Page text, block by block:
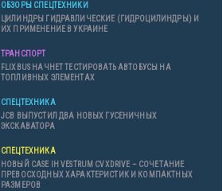
ОБЗОРЫ СПЕЦТЕХНИКИ
ЦИЛИНДРЫ ГИДРАВЛИЧЕСКИЕ (ГИДРОЦИЛИНДРЫ) И
ИХ ПРИМЕНЕНИЕ В УКРАИНЕ
ТРАНСПОРТ
FLIXBUS НАЧНЕТ ТЕСТИРОВАТЬ АВТОБУСЫ НА
ТОПЛИВНЫХ ЭЛЕМЕНТАХ
СПЕЦТЕХНИКА
JCB ВЫПУСТИЛ ДВА НОВЫХ ГУСЕНИЧНЫХ
ЭКСКАВАТОРА
СПЕЦТЕХНИКА
НОВЫЙ CASE IH VESTRUM CVXDRIVE – СОЧЕТАНИЕ
ПРЕВОСХОДНЫХ ХАРАКТЕРИСТИК И КОМПАКТНЫХ
РАЗМЕРОВ